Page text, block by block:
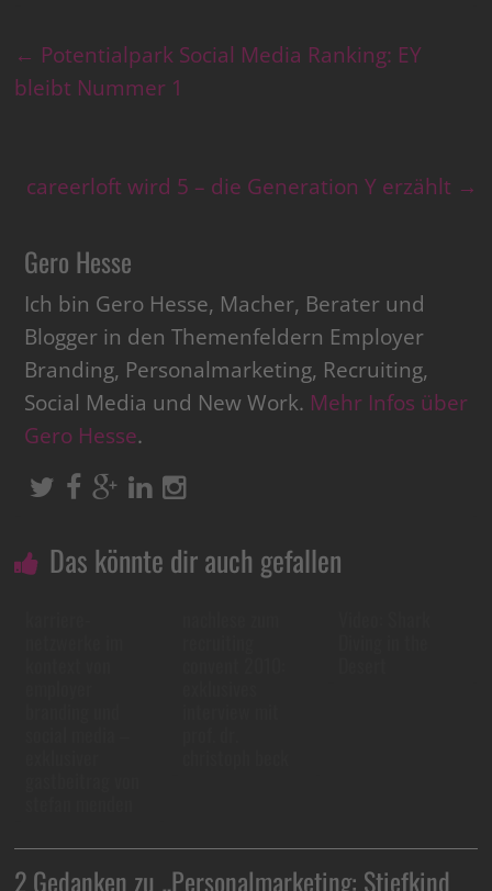
← Potentialpark Social Media Ranking: EY
bleibt Nummer 1
careerloft wird 5 – die Generation Y erzählt →
Gero Hesse
Ich bin Gero Hesse, Macher, Berater und
Blogger in den Themenfeldern Employer
Branding, Personalmarketing, Recruiting,
Social Media und New Work. Mehr Infos über
Gero Hesse.
Das könnte dir auch gefallen
2 Gedanken zu „Personalmarketing: Stiefkind